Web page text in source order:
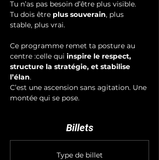
Tu n’as pas besoin d’être plus visible.
Tu dois être plus souverain, plus
stable, plus vrai.
Ce programme remet ta posture au
centre :celle qui inspire le respect,
structure la stratégie, et stabilise
l’élan.
C’est une ascension sans agitation. Une
montée qui se pose.
Billets
Type de billet